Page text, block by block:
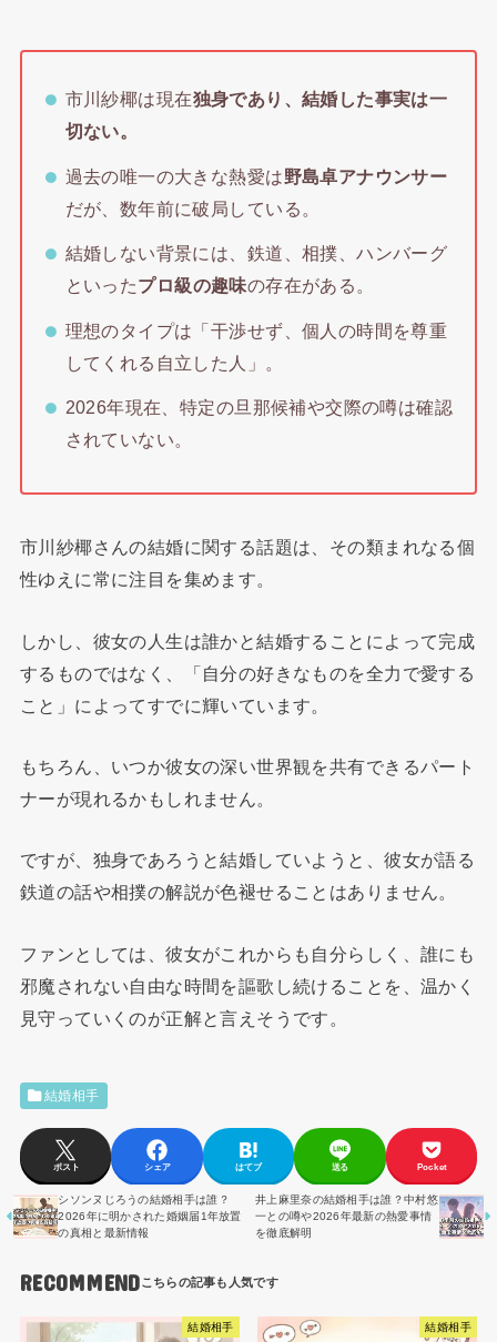
市川紗椰は現在独身であり、結婚した事実は一
切ない。
過去の唯一の大きな熱愛は野島卓アナウンサー
だが、数年前に破局している。
結婚しない背景には、鉄道、相撲、ハンバーグ
といったプロ級の趣味の存在がある。
理想のタイプは「干渉せず、個人の時間を尊重
してくれる自立した人」。
2026年現在、特定の旦那候補や交際の噂は確認
されていない。
市川紗椰さんの結婚に関する話題は、その類まれなる個
性ゆえに常に注目を集めます。
しかし、彼女の人生は誰かと結婚することによって完成
するものではなく、「自分の好きなものを全力で愛する
こと」によってすでに輝いています。
もちろん、いつか彼女の深い世界観を共有できるパート
ナーが現れるかもしれません。
ですが、独身であろうと結婚していようと、彼女が語る
鉄道の話や相撲の解説が色褪せることはありません。
ファンとしては、彼女がこれからも自分らしく、誰にも
邪魔されない自由な時間を謳歌し続けることを、温かく
見守っていくのが正解と言えそうです。
結婚相手
ポスト シェア はてブ 送る Pocket
シソンヌじろうの結婚相手は誰？
2026年に明かされた婚姻届1年放置
の真相と最新情報
井上麻里奈の結婚相手は誰？中村悠
一との噂や2026年最新の熱愛事情
を徹底解明
RECOMMEND
結婚相手 結婚相手